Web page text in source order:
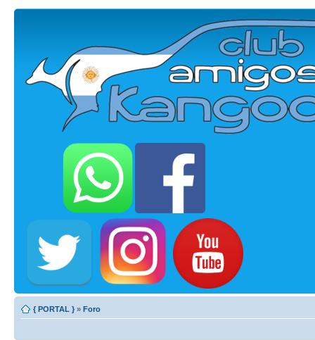
{ PORTAL } » Foro